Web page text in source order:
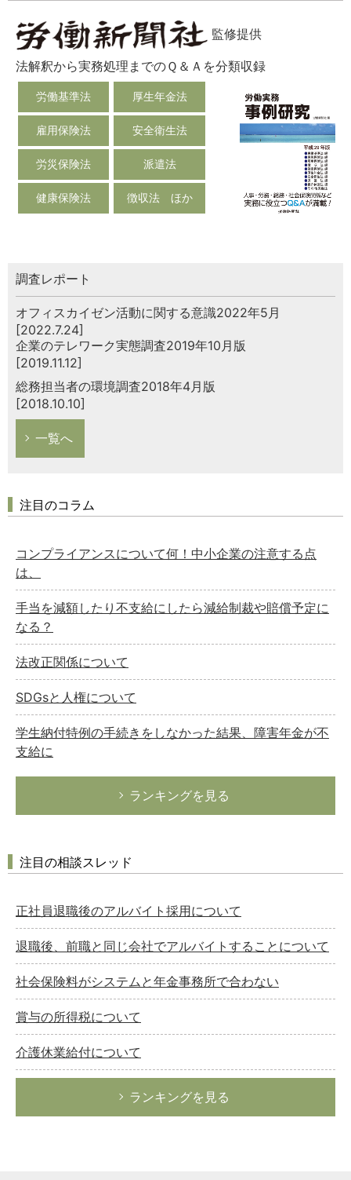
監修提供
法解釈から実務処理までのＱ＆Ａを分類収録
労働基準法 厚生年金法
雇用保険法 安全衛生法
労災保険法 派遣法
健康保険法 徴収法 ほか
調査レポート
オフィスカイゼン活動に関する意識2022年5月
[2022.7.24]
企業のテレワーク実態調査2019年10月版
[2019.11.12]
総務担当者の環境調査2018年4月版
[2018.10.10]
一覧へ
注目のコラム
コンプライアンスについて何！中小企業の注意する点
は、
手当を減額したり不支給にしたら減給制裁や賠償予定に
なる？
法改正関係について
SDGsと人権について
学生納付特例の手続きをしなかった結果、障害年金が不
支給に
ランキングを見る
注目の相談スレッド
正社員退職後のアルバイト採用について
退職後、前職と同じ会社でアルバイトすることについて
社会保険料がシステムと年金事務所で合わない
賞与の所得税について
介護休業給付について
ランキングを見る